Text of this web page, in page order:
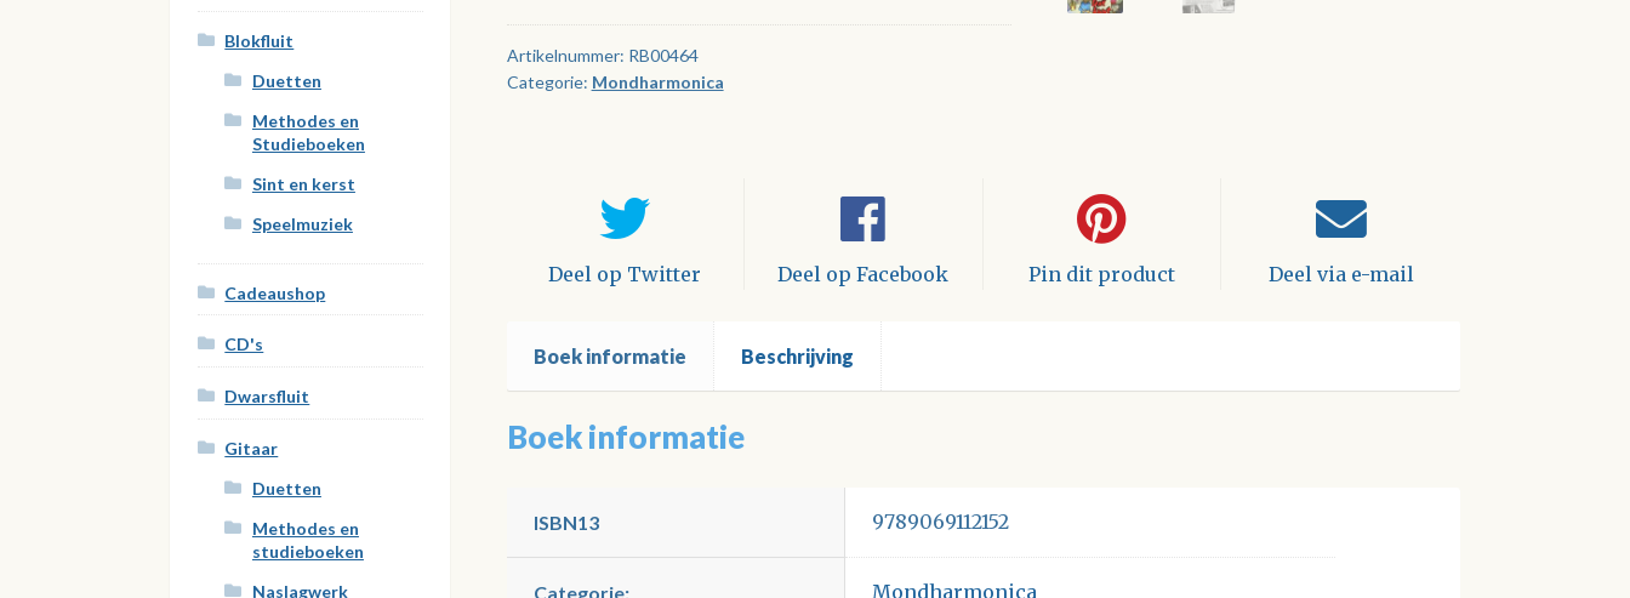
ù
ook...!
aantal
Artikelnummer: RB00464
Categorie: Mondharmonica
Deel op Twitter Deel op Facebook Pin dit product Deel via e-mail
Boek informatie Beschrijving
Boek informatie
ISBN13 9789069112152
Categorie: Mondharmonica
Blokfluit
Duetten
Methodes en
Studieboeken
Sint en kerst
Speelmuziek
Cadeaushop
CD's
Dwarsfluit
Gitaar
Duetten
Methodes en
studieboeken
Naslagwerk